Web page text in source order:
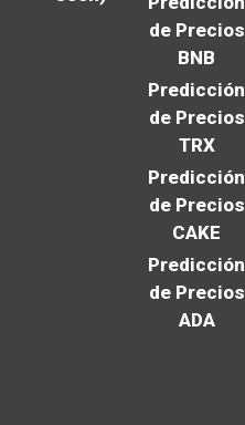
de Precios
BNB
Predicción
de Precios
TRX
Predicción
de Precios
CAKE
Predicción
de Precios
ADA